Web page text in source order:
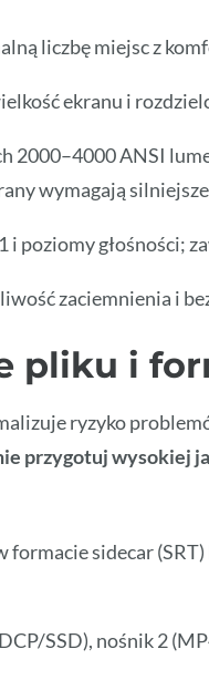
liczbę miejsc z
ekranu i
2000–4000 ANSI
wymagają
poziomy głośności;
zaciemnienia i
pliku i
ryzyko
przygotuj wysokiej
sidecar
SSD), nośnik 2